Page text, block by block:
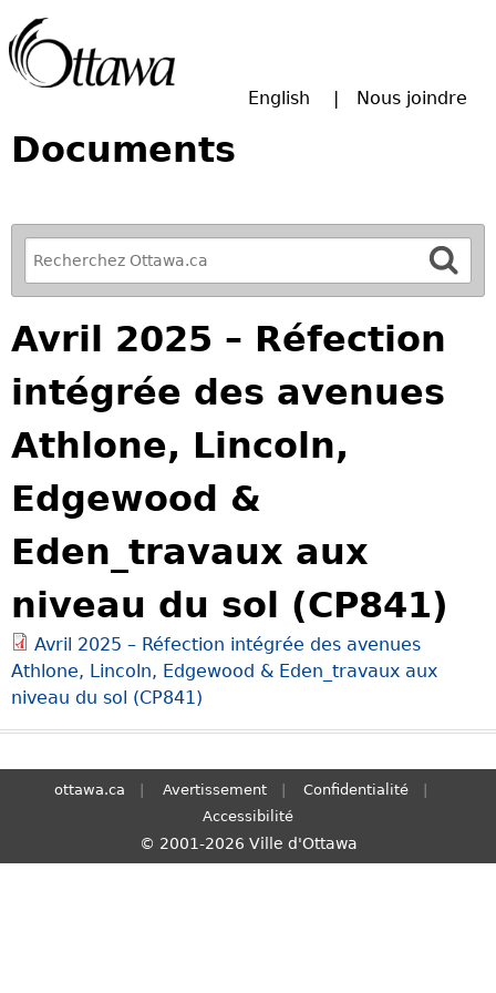
English Nous joindre
Documents
R
e
f
i
n
e
y
o
u
r
S
e
a
r
c
h
Avril 2025 – Réfection
intégrée des avenues
Athlone, Lincoln,
Edgewood &
Eden_travaux aux
niveau du sol (CP841)
Avril 2025 – Réfection intégrée des avenues
Athlone, Lincoln, Edgewood & Eden_travaux aux
niveau du sol (CP841)
ottawa.ca Avertissement
Confidentialité
Accessibilité
© 2001-2026 Ville d'Ottawa